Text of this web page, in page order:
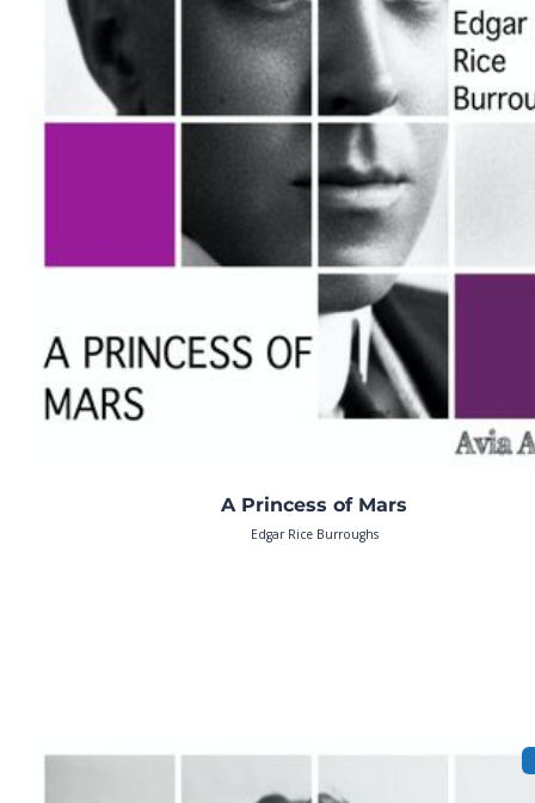
A Princess of Mars
Edgar Rice Burroughs